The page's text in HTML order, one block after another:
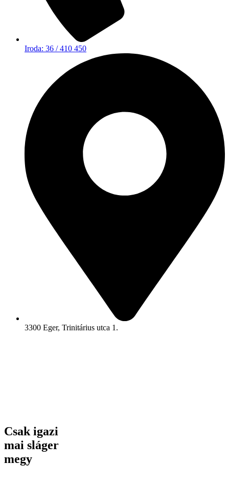
Iroda: 36 / 410 450
3300 Eger, Trinitárius utca 1.
Csak igazi
mai sláger
megy